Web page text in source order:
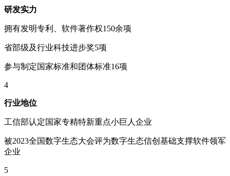
研发实力
拥有发明专利、软件著作权150余项
省部级及行业科技进步奖5项
参与制定国家标准和团体标准16项
4
行业地位
工信部认定国家专精特新重点小巨人企业
被2023全国数字生态大会评为数字生态信创基础支撑软件领军
企业
5